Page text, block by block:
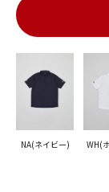
NA(ネイビー) WH(